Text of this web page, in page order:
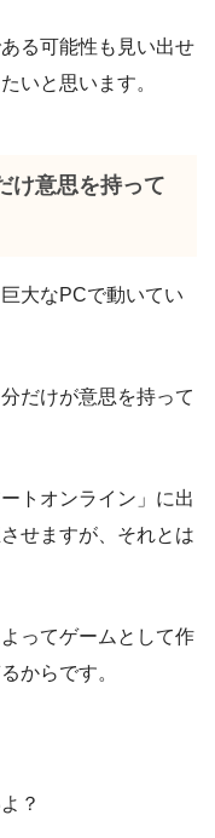
る可能性も見い出せ
いと思います。
け意思を持って
大なPCで動いてい
だけが意思を持って
トオンライン」に出
せますが、それとは
ってゲームとして作
からです。
？